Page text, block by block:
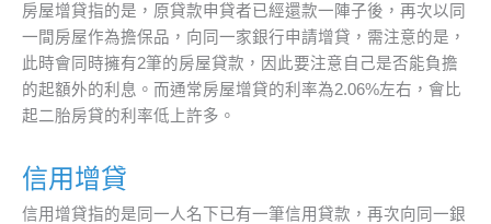
房屋增貸指的是，原貸款申貸者已經還款一陣子後，再次以同
一間房屋作為擔保品，向同一家銀行申請增貸，需注意的是，
此時會同時擁有2筆的房屋貸款，因此要注意自己是否能負擔
的起額外的利息。而通常房屋增貸的利率為2.06%左右，會比
起二胎房貸的利率低上許多。
信用增貸
信用增貸指的是同一人名下已有一筆信用貸款，再次向同一銀